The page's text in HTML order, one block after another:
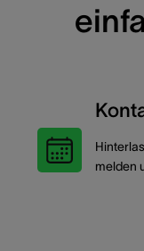
melden